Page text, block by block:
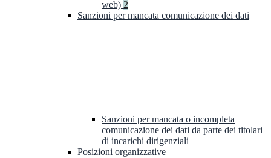
web) 2
Sanzioni per mancata comunicazione dei dati
Sanzioni per mancata o incompleta
comunicazione dei dati da parte dei titolari
di incarichi dirigenziali
Posizioni organizzative